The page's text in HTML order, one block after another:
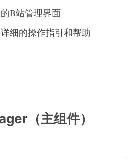
的B站管理界面
细的操作指引和帮助
（主组件）